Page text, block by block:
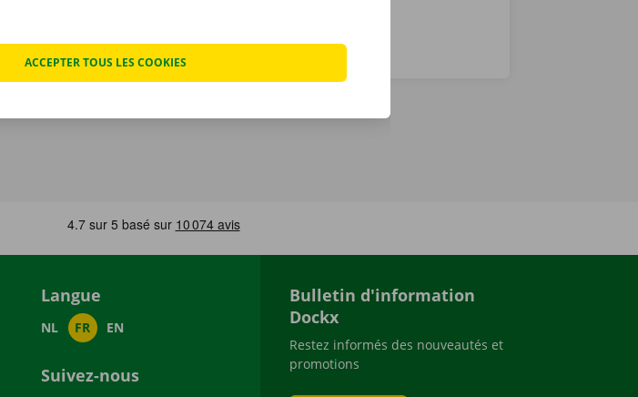
Langue
NL FR EN
Suivez-nous
Bulletin d'information
Dockx
Restez informés des nouveautés et
promotions
ACCEPTER TOUS LES COOKIES